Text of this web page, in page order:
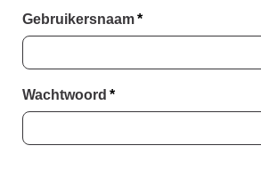
Gebruikersnaam*
Wachtwoord *